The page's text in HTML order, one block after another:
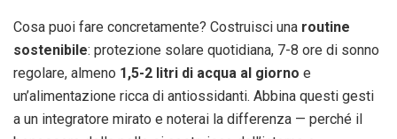
Cosa puoi fare concretamente? Costruisci una routine
sostenibile: protezione solare quotidiana, 7-8 ore di sonno
regolare, almeno 1,5-2 litri di acqua al giorno e
un’alimentazione ricca di antiossidanti. Abbina questi gesti
a un integratore mirato e noterai la differenza — perché il